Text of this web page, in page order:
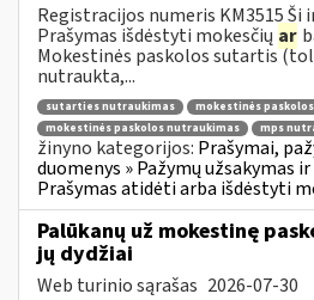
Registracijos numeris KM3515
Prašymas išdėstyti mokesčių ar
Mokestinės paskolos sutartis
nutraukta,...
sutarties nutraukimas
mokestinės
mokestinės paskolos nutraukimas
mps
žinyno kategorijos: Prašymai,
duomenys » Pažymų užsakymas
Prašymas atidėti arba išdėstyti
Palūkanų už mokestinę
jų dydžiai
Web turinio sąrašas 2026-07-30